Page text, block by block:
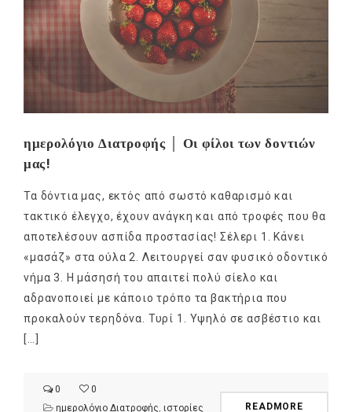
ημερολόγιο Διατροφής │ Οι φίλοι των δοντιών
μας!
Τα δόντια μας, εκτός από σωστό καθαρισμό και
τακτικό έλεγχο, έχουν ανάγκη και από τροφές που θα
αποτελέσουν ασπίδα προστασίας! Σέλερι 1. Κάνει
«μασάζ» στα ούλα 2. Λειτουργεί σαν φυσικό οδοντικό
νήμα 3. Η μάσησή του απαιτεί πολύ σίελο και
αδρανοποιεί με κάποιο τρόπο τα βακτήρια που
προκαλούν τερηδόνα. Τυρί 1. Υψηλό σε ασβέστιο και
[…]
0
0
ημερολόγιο Διατροφής, ιστορίες
READMORE